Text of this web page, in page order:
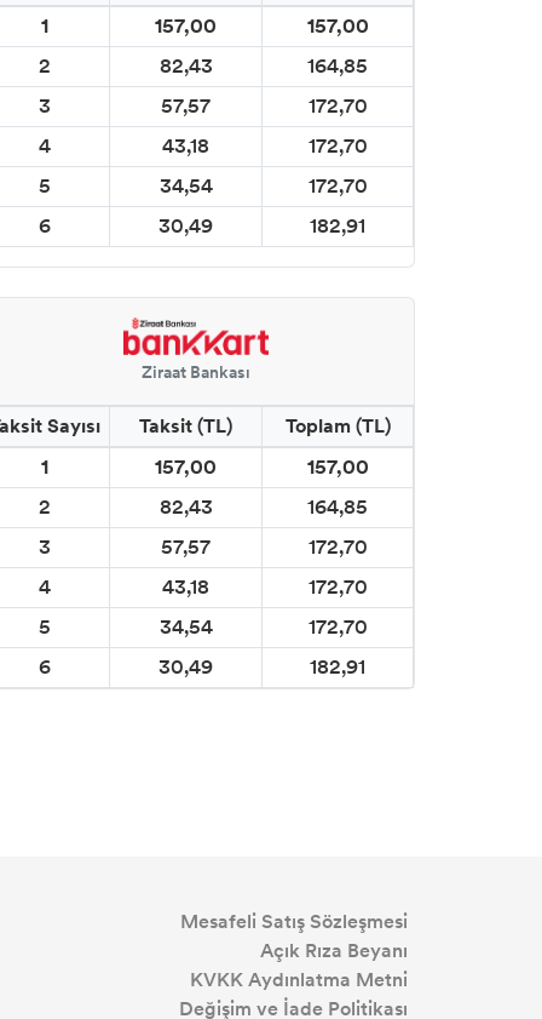
1
157,00
157,00
2
82,43
164,85
3
57,57
172,70
4
43,18
172,70
5
34,54
172,70
6
30,49 182,91
Ziraat Bankası
Sayısı Taksit (TL)
Toplam (TL)
1
157,00
157,00
2
82,43
164,85
3
57,57
172,70
4
43,18
172,70
5
34,54
172,70
6
30,49 182,91
Mesafeli Satış Sözleşmesi
Açık Rıza Beyanı
KVKK Aydınlatma Metni
Değişim ve İade Politikası